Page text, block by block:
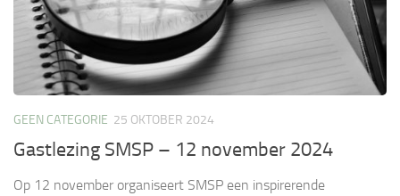
GEEN CATEGORIE 25 OKTOBER 2024
Gastlezing SMSP – 12 november 2024
Op 12 november organiseert SMSP een inspirerende